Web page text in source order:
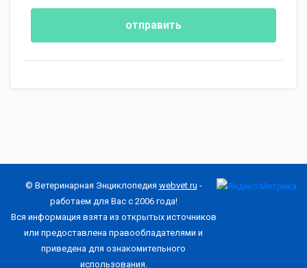
отправить
© Ветеринарная Энциклопедия webvet.ru -
работаем для Вас с 2006 года!
Вся информация взята из открытых источников
или предоставлена правообладателями и
приведена для ознакомительного
использования.